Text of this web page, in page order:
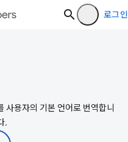
로그인
용자의 기본 언어로 번역합니
.